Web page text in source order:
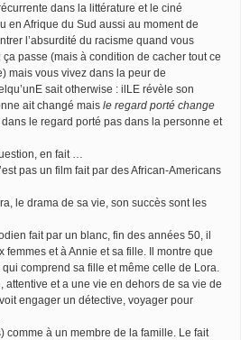
dans la littérature et le ciné
en Afrique du Sud aussi au moment de
l’absurdité du racisme quand vous
passe (mais à condition de cacher tout ce
mais vous vivez dans la peur de
sait otherwise : ilLE révèle son
ait changé mais le regard porté change
le regard porté pas dans la personne et
en fait …
pas un film fait par des African-Americans
le drama de sa vie, son succès sont les
fait par un blanc, fin des années 50, il
femmes et à Annie et sa fille. Il montre que
qui comprend sa fille et même celle de Lora.
attentive et a une vie en dehors de sa vie de
engager un détective, voyager pour
comme à un membre de la famille. Le fait